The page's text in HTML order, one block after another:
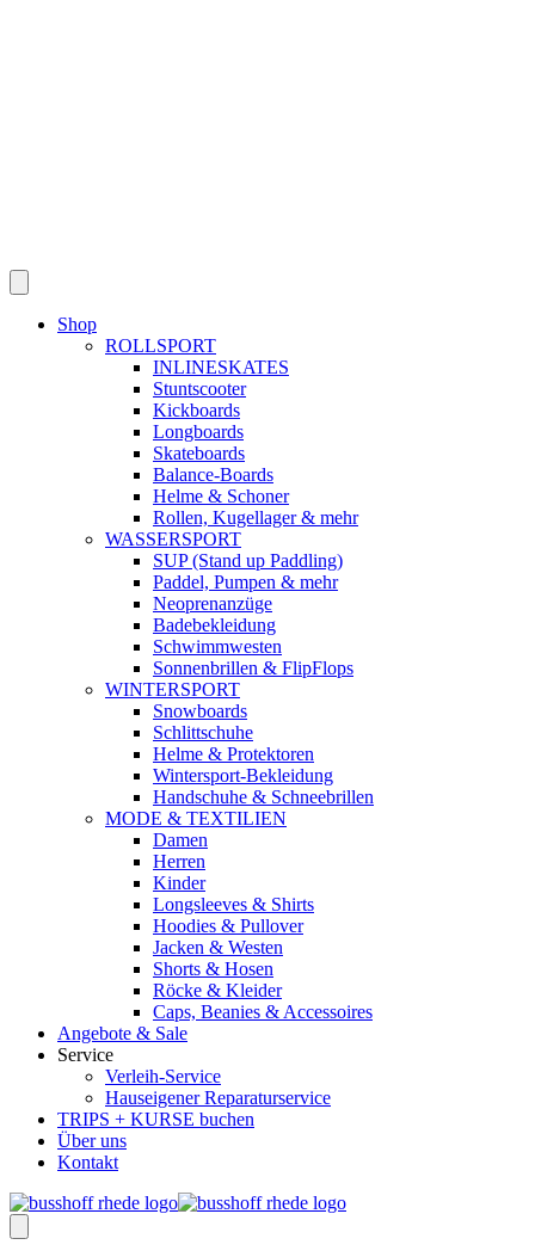
Shop
ROLLSPORT
INLINESKATES
Stuntscooter
Kickboards
Longboards
Skateboards
Balance-Boards
Helme & Schoner
Rollen, Kugellager & mehr
WASSERSPORT
SUP (Stand up Paddling)
Paddel, Pumpen & mehr
Neoprenanzüge
Badebekleidung
Schwimmwesten
Sonnenbrillen & FlipFlops
WINTERSPORT
Snowboards
Schlittschuhe
Helme & Protektoren
Wintersport-Bekleidung
Handschuhe & Schneebrillen
MODE & TEXTILIEN
Damen
Herren
Kinder
Longsleeves & Shirts
Hoodies & Pullover
Jacken & Westen
Shorts & Hosen
Röcke & Kleider
Caps, Beanies & Accessoires
Angebote & Sale
Service
Verleih-Service
Hauseigener Reparaturservice
TRIPS + KURSE buchen
Über uns
Kontakt